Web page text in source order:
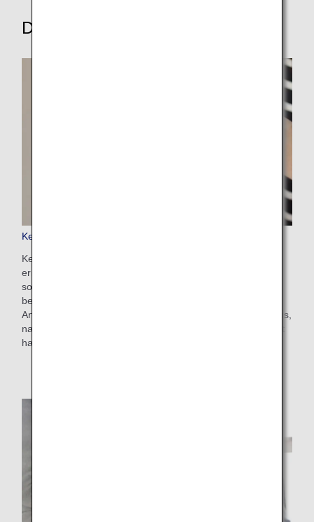
Diese weiteren Services entdecken
Keep My Fare
Keep My Fare ist ein praktischer Service, der es Kunden
ermöglicht, eine Reservierung und Tarifdetails zu halten,
sollten Sie mehr Zeit zur Entscheidung vor dem Ticketkauf
benötigen (bis zu 72 Stunden vor Ticketausstellung). Die
Anmeldung für den Service erfolgt vom Zahlungsfenster aus,
nachdem Sie Ihren gewünschten Flug und Tarif ausgewählt
haben.